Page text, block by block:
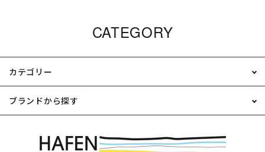
CATEGORY
カテゴリー
ブランドから探す